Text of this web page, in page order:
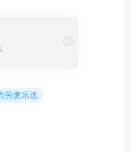
劳麦乐送